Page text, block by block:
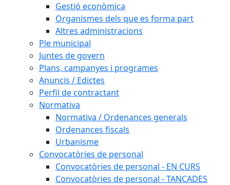
Gestió econòmica
Organismes dels que es forma part
Altres administracions
Ple municipal
Juntes de govern
Plans, campanyes i programes
Anuncis / Edictes
Perfil de contractant
Normativa
Normativa / Ordenances generals
Ordenances fiscals
Urbanisme
Convocatòries de personal
Convocatòries de personal - EN CURS
Convocatòries de personal - TANCADES